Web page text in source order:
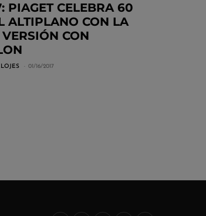
PIAGET CELEBRA 60
ALTIPLANO CON LA
VERSIÓN CON
01/16/2017